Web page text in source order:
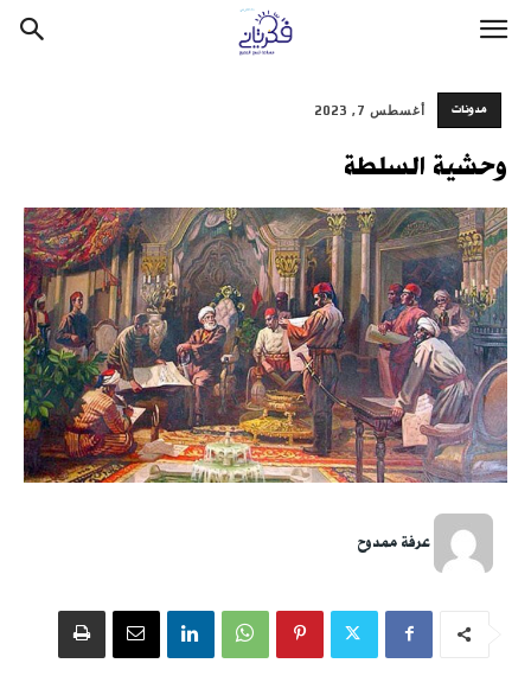
مدونات أغسطس 7, 2023
وحشية السلطة
عرفة ممدوح